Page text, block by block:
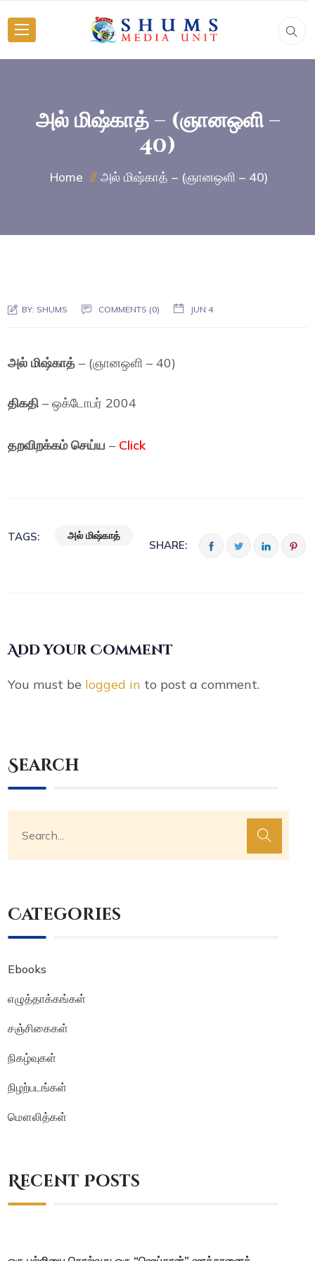
அல் மிஷ்காத் – (ஞானஒளி –
40)
Home அல் மிஷ்காத் – (ஞானஒளி – 40)
BY: SHUMS COMMENTS (0) JUN 4
அல் மிஷ்காத் – (ஞானஒளி – 40)
திகதி – ஒக்டோபர் 2004
தறவிறக்கம் செய்ய – Click
TAGS: அல் மிஷ்காத்
SHARE:
Add your Comment
You must be logged in to post a comment.
Search
Categories
Ebooks
எழுத்தாக்கங்கள்
சஞ்சிகைகள்
நிகழ்வுகள்
நிழற்படங்கள்
மௌலித்கள்
Recent Posts